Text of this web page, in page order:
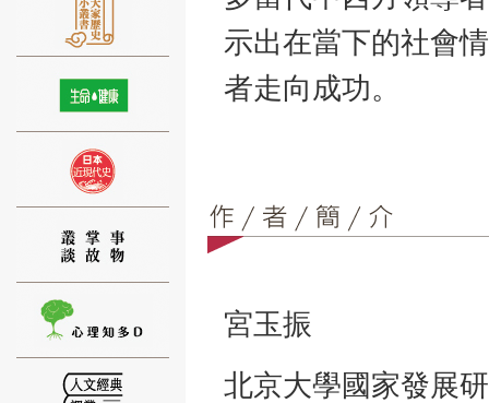
示出在當下的社會
者走向成功。
宮玉振
北京大學國家發展